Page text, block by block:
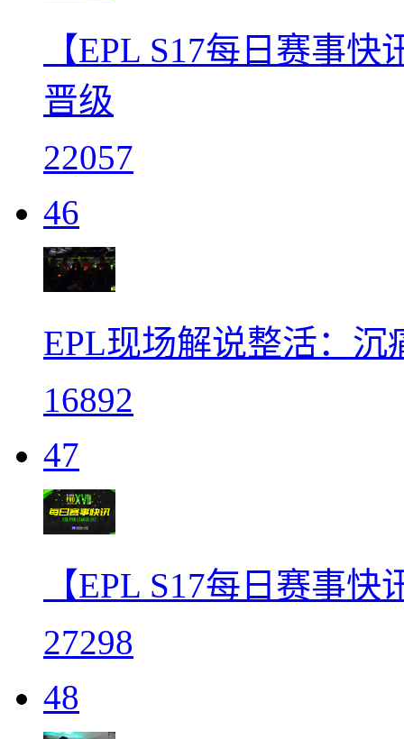
【EPL S17每日赛事
晋级
22057
46
EPL现场解说整活：沉
16892
47
【EPL S17每日赛事
27298
48